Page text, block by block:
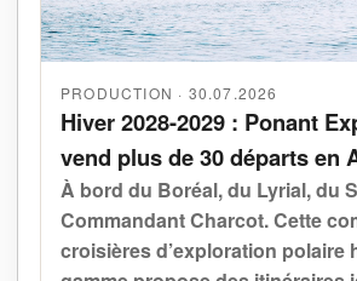
PRODUCTION · 30.07.2026
Hiver 2028-2029 : Ponant
vend plus de 30 départs en
À bord du Boréal, du Lyrial, du
Commandant Charcot. Cette
croisières d’exploration polaire